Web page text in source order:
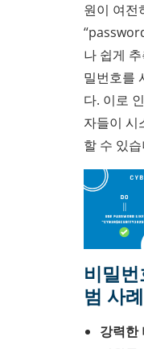
원이 여전
나 쉽게
밀번호를
다. 이로
자들이 시
할 수 있
비밀
범 사례
강력한